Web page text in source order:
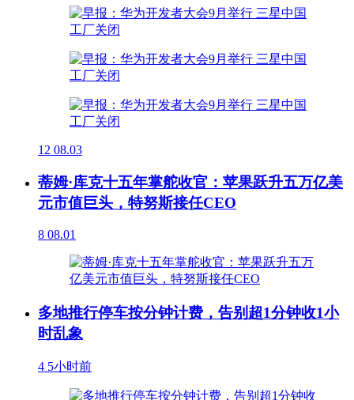
12 08.03
蒂姆·库克十五年掌舵收官：苹果跃升五万亿美
元市值巨头，特努斯接任CEO
8 08.01
多地推行停车按分钟计费，告别超1分钟收1小
时乱象
4 5小时前